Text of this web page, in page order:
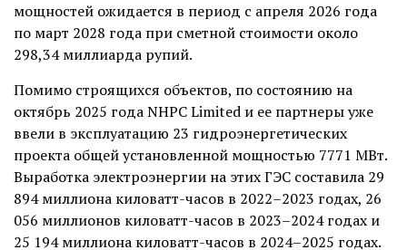
мощностей ожидается в период с апреля 2026 года
по март 2028 года при сметной стоимости около
298,34 миллиарда рупий.
Помимо строящихся объектов, по состоянию на
октябрь 2025 года NHPC Limited и ее партнеры уже
ввели в эксплуатацию 23 гидроэнергетических
проекта общей установленной мощностью 7771 МВт.
Выработка электроэнергии на этих ГЭС составила 29
894 миллиона киловатт-часов в 2022–2023 годах, 26
056 миллионов киловатт-часов в 2023–2024 годах и
25 194 миллиона киловатт-часов в 2024–2025 годах.